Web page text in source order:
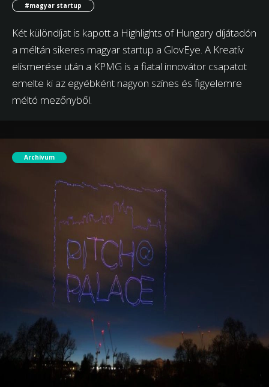
#magyar startup
Két különdíjat is kapott a Highlights of Hungary díjátadón
a méltán sikeres magyar startup a GlovEye. A Kreatív
elismerése után a KPMG is a fiatal innovátor csapatot
emelte ki az egyébként nagyon színes és figyelemre
méltó mezőnyből.
Archívum